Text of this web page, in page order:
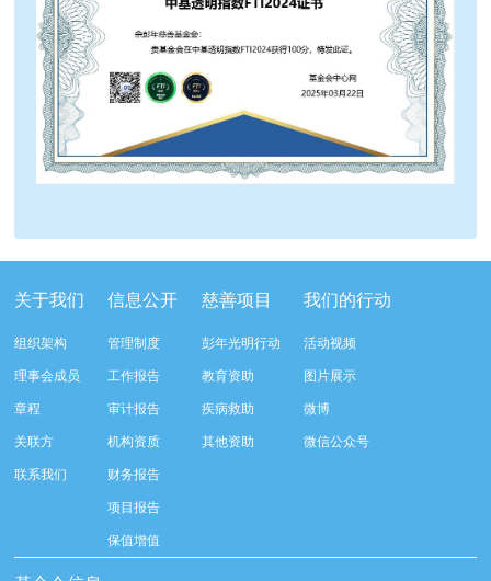
关于我们
组织架构
理事会成员
章程
关联方
联系我们
信息公开
管理制度
工作报告
审计报告
机构资质
财务报告
项目报告
保值增值
慈善项目
彭年光明行动
教育资助
疾病救助
其他资助
我们的行动
活动视频
图片展示
微博
微信公众号